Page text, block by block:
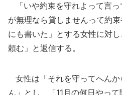
「いや約束を守れよって言
が無理なら貸しませんって約
にも書いた」とする女性に対
頼む」と返信する。
女性は「それを守ってへん
ん」とし、「11月の何日やっ